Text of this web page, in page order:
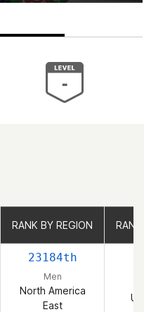
RANK BY REGION
23184th
Men
North America
East
RANK BY REGION